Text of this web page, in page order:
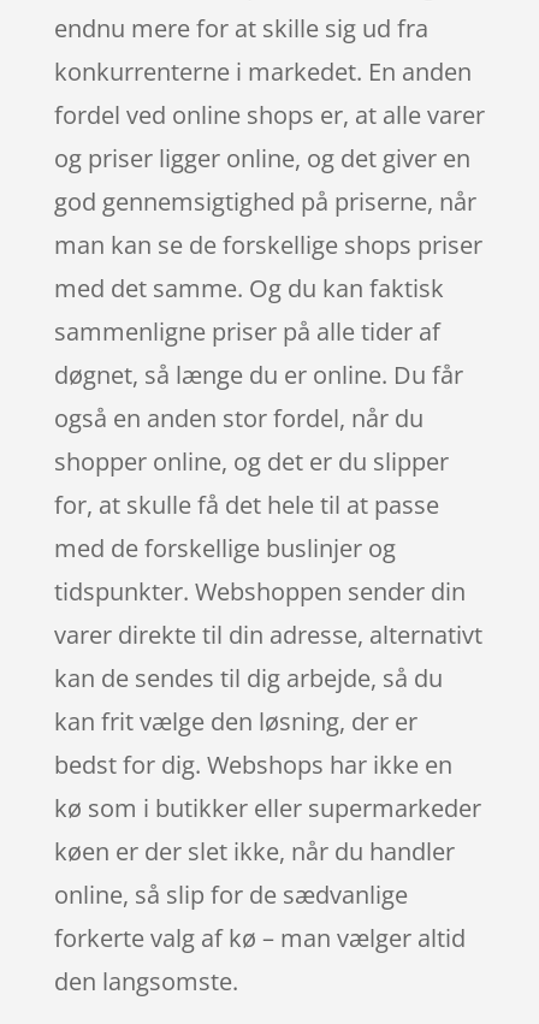
endnu mere for at skille sig ud fra
konkurrenterne i markedet. En anden
fordel ved online shops er, at alle varer
og priser ligger online, og det giver en
god gennemsigtighed på priserne, når
man kan se de forskellige shops priser
med det samme. Og du kan faktisk
sammenligne priser på alle tider af
døgnet, så længe du er online. Du får
også en anden stor fordel, når du
shopper online, og det er du slipper
for, at skulle få det hele til at passe
med de forskellige buslinjer og
tidspunkter. Webshoppen sender din
varer direkte til din adresse, alternativt
kan de sendes til dig arbejde, så du
kan frit vælge den løsning, der er
bedst for dig. Webshops har ikke en
kø som i butikker eller supermarkeder
køen er der slet ikke, når du handler
online, så slip for de sædvanlige
forkerte valg af kø – man vælger altid
den langsomste.